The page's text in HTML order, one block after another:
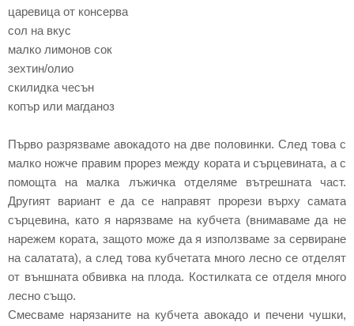
царевица от консерва
сол на вкус
малко лимонов сок
зехтин/олио
скилидка чесън
копър или магданоз
Първо разрязваме авокадото на две половинки. След това с
малко ножче правим прорез между кората и сърцевината, а с
помощта на малка лъжичка отделяме вътрешната част.
Другият вариант е да се направят прорези върху самата
сърцевина, като я нарязваме на кубчета (внимаваме да не
нарежем кората, защото може да я използваме за сервиране
на салатата), а след това кубчетата много лесно се отделят
от външната обвивка на плода. Костилката се отделя много
лесно също.
Смесваме нарязаните на кубчета авокадо и печени чушки,